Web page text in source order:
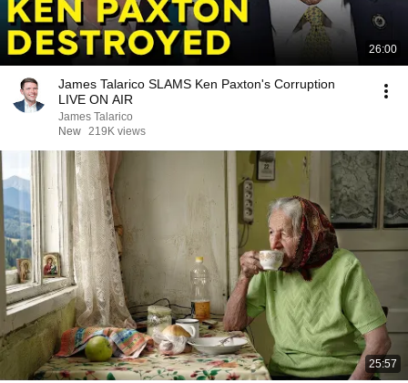
26:00
James Talarico SLAMS Ken Paxton's Corruption
LIVE ON AIR
James Talarico
New 219K views
25:57